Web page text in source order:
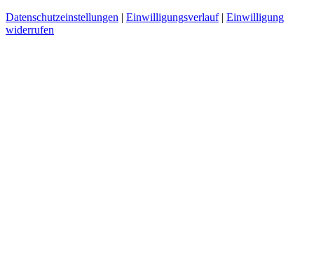
Datenschutzeinstellungen | Einwilligungsverlauf| Einwilligung
widerrufen